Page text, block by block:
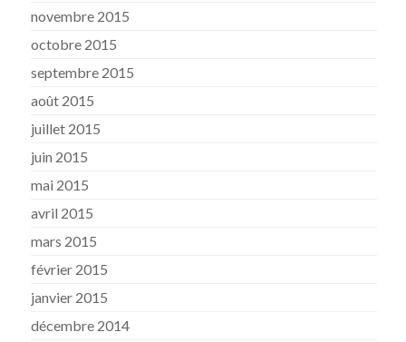
novembre 2015
octobre 2015
septembre 2015
août 2015
juillet 2015
juin 2015
mai 2015
avril 2015
mars 2015
février 2015
janvier 2015
décembre 2014